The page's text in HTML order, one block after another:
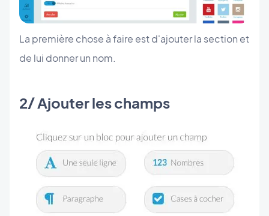
La première chose à faire est d'ajouter la section et
de lui donner un nom.
2/ Ajouter les champs